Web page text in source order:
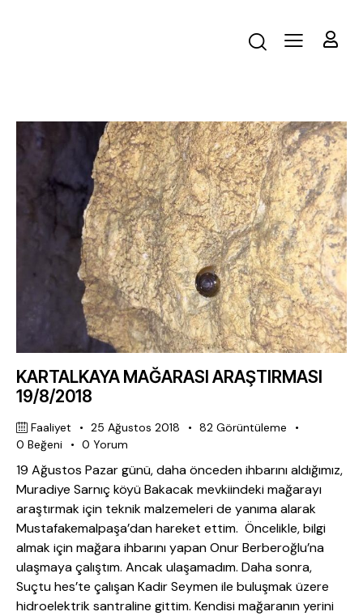
KARTALKAYA MAĞARASI ARAŞTIRMASI
19/8/2018
Faaliyet 25 Ağustos 2018 82 Görüntüleme
0 Beğeni 0 Yorum
19 Ağustos Pazar günü, daha önceden ihbarını aldığımız,
Muradiye Sarnıç köyü Bakacak mevkiindeki mağarayı
araştırmak için teknik malzemeleri de yanıma alarak
Mustafakemalpaşa’dan hareket ettim. Öncelikle, bilgi
almak için mağara ihbarını yapan Onur Berberoğlu’na
ulaşmaya çalıştım. Ancak ulaşamadım. Daha sonra,
Suçtu hes’te çalışan Kadir Seymen ile buluşmak üzere
hidroelektrik santraline gittim. Kendisi mağaranın yerini